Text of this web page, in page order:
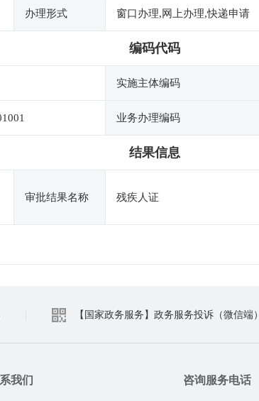
办理形式 窗口办理,网上办理,快递申请
编码代码
实施主体编码
业务办理编码
结果信息
审批结果名称 残疾人证
【国家政务服务】政务服务投诉（微信端）
我们 咨询服务电话